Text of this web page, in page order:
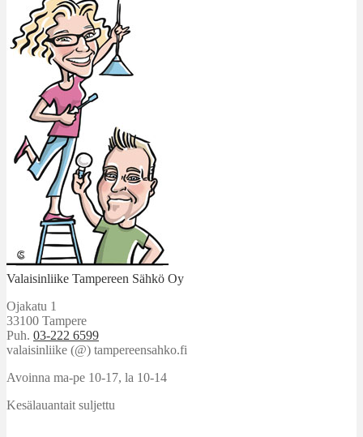
Valaisinliike Tampereen Sähkö Oy
Ojakatu 1
33100 Tampere
Puh. 03-222 6599
valaisinliike (@) tampereensahko.fi
Avoinna ma-pe 10-17, la 10-14
Kesälauantait suljettu